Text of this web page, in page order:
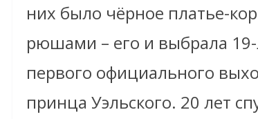
них было чёрное платье-
рюшами – его и выбрала
первого официального
принца Уэльского. 20 лет